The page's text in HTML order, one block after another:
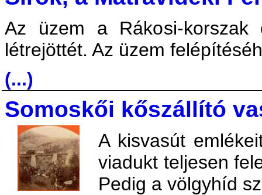
Az üzem a Rákosi-korszak
létrejöttét. Az üzem
(...)
Somoskői kőszállító
A kisvasút
viadukt teljesen
Pedig a völgyhíd